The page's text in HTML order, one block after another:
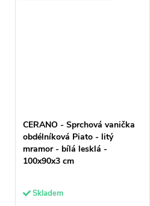
CERANO - Sprchová vanička
obdélníková Piato - litý
mramor - bílá lesklá -
100x90x3 cm
Skladem